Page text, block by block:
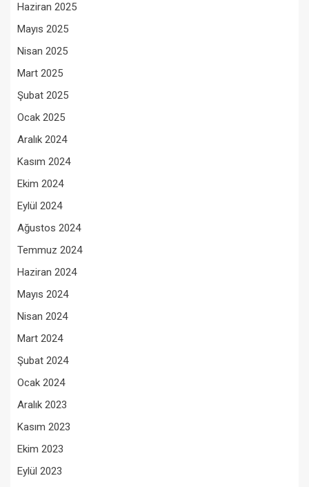
Haziran 2025
Mayıs 2025
Nisan 2025
Mart 2025
Şubat 2025
Ocak 2025
Aralık 2024
Kasım 2024
Ekim 2024
Eylül 2024
Ağustos 2024
Temmuz 2024
Haziran 2024
Mayıs 2024
Nisan 2024
Mart 2024
Şubat 2024
Ocak 2024
Aralık 2023
Kasım 2023
Ekim 2023
Eylül 2023